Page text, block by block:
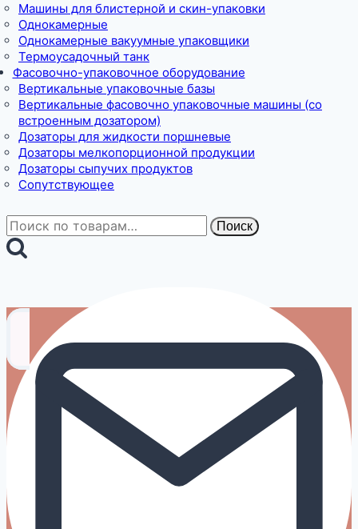
Машины для блистерной и скин-упаковки
Однокамерные
Однокамерные вакуумные упаковщики
Термоусадочный танк
Фасовочно-упаковочное оборудование
Вертикальные упаковочные базы
Вертикальные фасовочно упаковочные машины (со
встроенным дозатором)
Дозаторы для жидкости поршневые
Дозаторы мелкопорционной продукции
Дозаторы сыпучих продуктов
Сопутствующее
Искать: Поиск